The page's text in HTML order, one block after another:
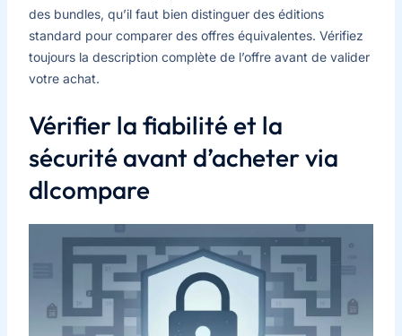
des bundles, qu’il faut bien distinguer des éditions
standard pour comparer des offres équivalentes. Vérifiez
toujours la description complète de l’offre avant de valider
votre achat.
Vérifier la fiabilité et la
sécurité avant d’acheter via
dlcompare